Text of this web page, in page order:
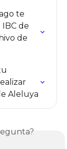
te
de
de
Aleluya